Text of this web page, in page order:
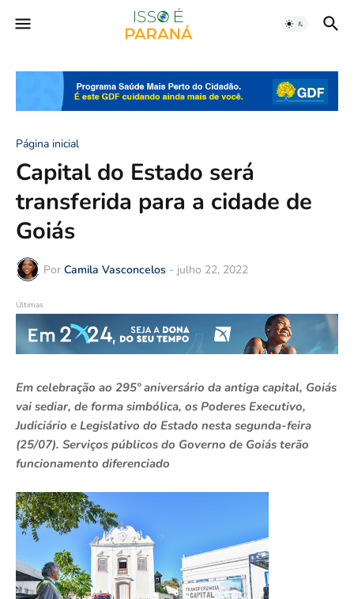
Página inicial
Capital do Estado será
transferida para a cidade de
Goiás
Por Camila Vasconcelos - julho 22, 2022
Últimas
Em celebração ao 295º aniversário da antiga capital, Goiás
vai sediar, de forma simbólica, os Poderes Executivo,
Judiciário e Legislativo do Estado nesta segunda-feira
(25/07). Serviços públicos do Governo de Goiás terão
funcionamento diferenciado